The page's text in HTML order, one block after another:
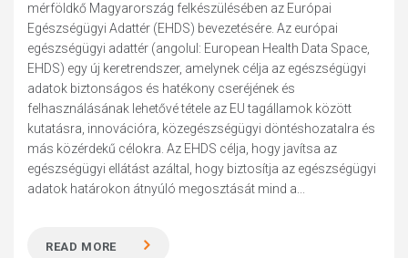
mérföldkő Magyarország felkészülésében az Európai
Egészségügyi Adattér (EHDS) bevezetésére. Az európai
egészségügyi adattér (angolul: European Health Data Space,
EHDS) egy új keretrendszer, amelynek célja az egészségügyi
adatok biztonságos és hatékony cseréjének és
felhasználásának lehetővé tétele az EU tagállamok között
kutatásra, innovációra, közegészségügyi döntéshozatalra és
más közérdekű célokra. Az EHDS célja, hogy javítsa az
egészségügyi ellátást azáltal, hogy biztosítja az egészségügyi
adatok határokon átnyúló megosztását mind a...
READ MORE